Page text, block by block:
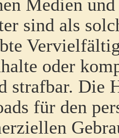
Medien
sind als
oder
strafbar. Die
für den